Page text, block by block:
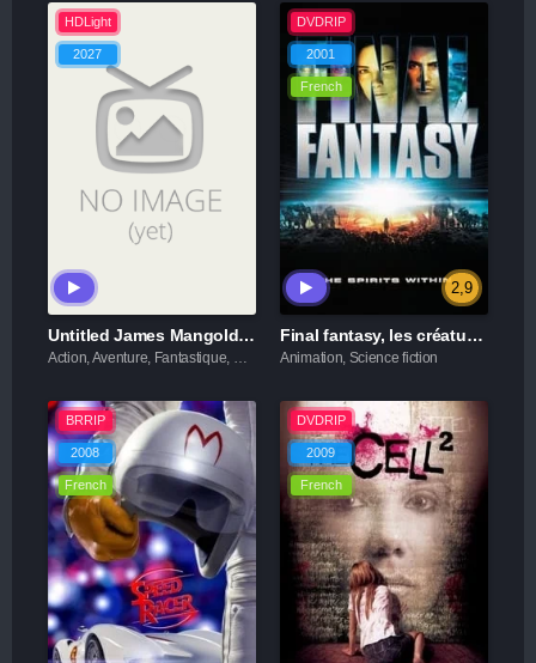
HDLight
2027
Untitled James Mangold Star Wars Movie
Action, Aventure, Fantastique, Science fiction
DVDRIP
2001
French
2,9
Final fantasy, les créatures de l'esprit
Animation, Science fiction
BRRIP
2008
French
DVDRIP
2009
French